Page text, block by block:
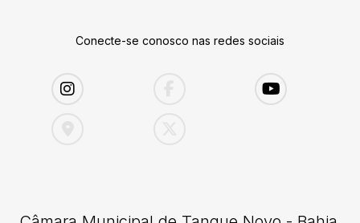
Conecte-se conosco nas redes sociais